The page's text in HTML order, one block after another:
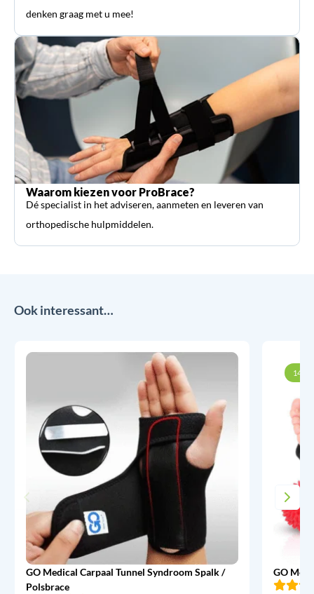
denken graag met u mee!
Waarom kiezen voor ProBrace?
Dé specialist in het adviseren, aanmeten en leveren van
orthopedische hulpmiddelen.
Ook interessant…
GO Medical Carpaal Tunnel Syndroom Spalk /
Polsbrace
14%
GO